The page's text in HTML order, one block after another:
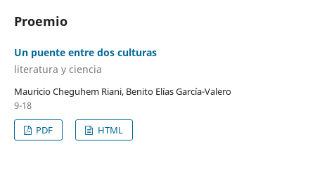
Proemio
Un puente entre dos culturas
literatura y ciencia
Mauricio Cheguhem Riani, Benito Elías García-Valero
9-18
PDF
HTML